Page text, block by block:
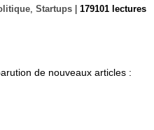
, Startups 179101 lectures
de nouveaux articles :